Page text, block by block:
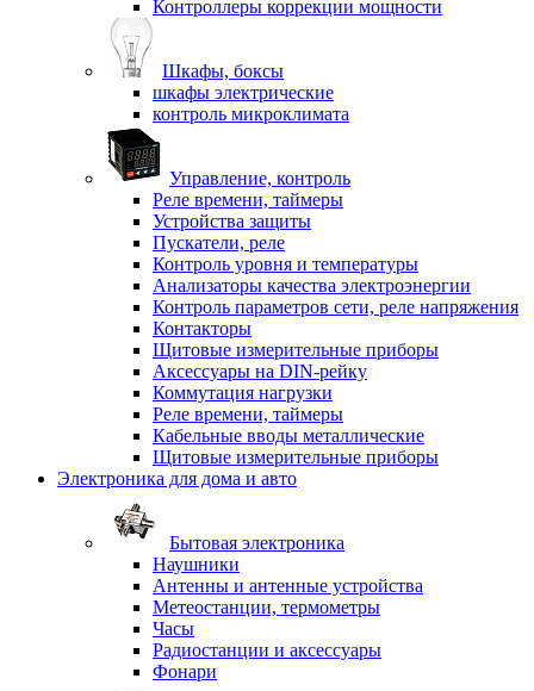
Контроллеры коррекции мощности
Шкафы, боксы
шкафы электрические
контроль микроклимата
Управление, контроль
Реле времени, таймеры
Устройства защиты
Пускатели, реле
Контроль уровня и температуры
Анализаторы качества электроэнергии
Контроль параметров сети, реле напряжения
Контакторы
Щитовые измерительные приборы
Аксессуары на DIN-рейку
Коммутация нагрузки
Реле времени, таймеры
Кабельные вводы металлические
Щитовые измерительные приборы
Электроника для дома и авто
Бытовая электроника
Наушники
Антенны и антенные устройства
Метеостанции, термометры
Часы
Радиостанции и аксессуары
Фонари